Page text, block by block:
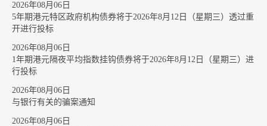
2026年08月06日
5年期港元特区政府机构债券将于2026年8月12日（星期三）透过重
开进行投标
2026年08月06日
1年期港元隔夜平均指数挂钩债券将于2026年8月12日（星期三）进
行投标
2026年08月06日
与银行有关的骗案通知
2026年08月06日